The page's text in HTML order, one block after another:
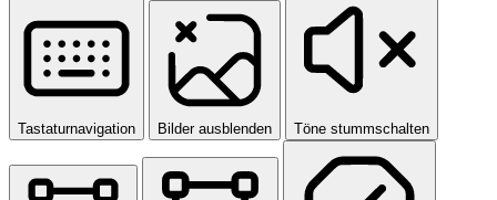
Tastaturnavigation Bilder ausblenden Töne stummschalten